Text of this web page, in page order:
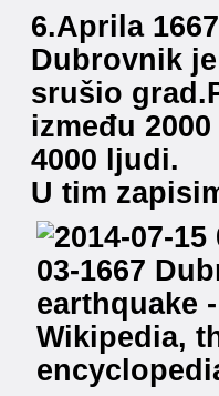
6.Aprila
Dubrovnik
srušio
između
4000 ljudi.
U tim